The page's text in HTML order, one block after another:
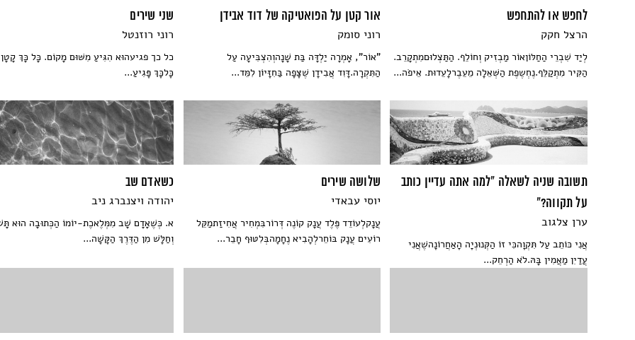
לחפש או להתחפש
הרצל חקק
לְיַד שִׁבְרֵי הַחַלּוֹןאוֹר מַבְזִיק וְחוֹלֵף. הַתַּצְלוּםמִתְקָרֵב.
הַקִּיר מִתְקַלֵּף.נֶחְשֶפֶת הַשְּׁאֵלָה מֵעֵבֶרלָעֵדוּת. אֵיפֹה...
אור קטן על הפואטיקה של דוד אבידן
רוני סומק
"אוֹר", אָמְרָה יַלְדָּה בַּת שָׁנָהוְהִצְבִּיעָה עַל
הַתִּקְרָה.דָּוִד אֲבִידָן שֶׁצָּפָה בַּחִזָּיוֹן לִמֵּד...
שני שירים
רוני רוזנטל
כל כך פגיעהוּא הִגִּיעַ מִשּׁוּם מָקוֹם. כָּל כָּךְ
כָּלכָּךְ פָּגִיעַ...
תשובה שניה לשאלה "למה אתה עדיין כותב
על תקווה?"
ערן צלגוב
אֲנִי כּוֹתֵב עַל תִּקְוָהכִּי זוֹ הַקְּנוּנְיָה הָאַחֲרוֹנָהשֶׁאֲנִי
עֲדַיִן מַאֲמִין בָּהּ.לֹא הַרְחֵק...
שלושה שירים
יוסי עבאדי
עֲנָקלְעוֹדֵד פֶּלֶד עֲנָק קוֹנֶה דְּרוֹרבִּמְחִיר אֲחִיזַתמַקֵּל
רוֹעִים עֲנָק בּוֹחֵרלְהָבִיא נֶחָמָהבְּלִטּוּף חָבֵר...
כשאדם שב
יהודה ויצנברג ניב
א. כְּשֶׁאָדָם שָׁב מִמְּלֶאכֶת-יוֹמוֹ הַכְּתוּבָה הוּא
וְחַלָּשׁ מִן הַדֶּרֶךְ הַקָּשָׁה...